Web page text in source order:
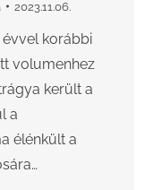
2023.11.06.
évvel korábbi
volumenhez
került a
a
élénkült a